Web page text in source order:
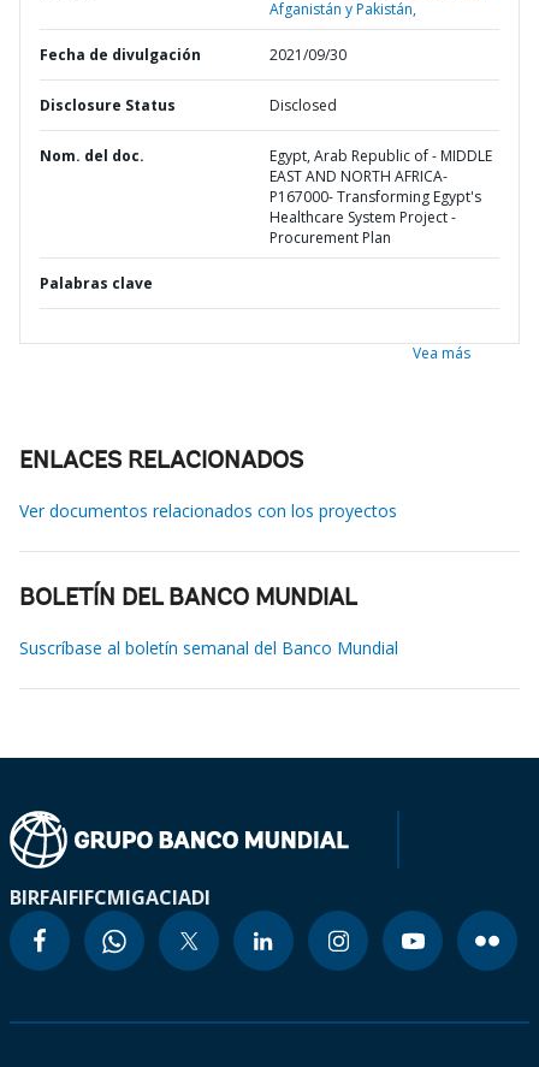
Afganistán y Pakistán,
Fecha de divulgación 2021/09/30
Disclosure Status Disclosed
Nom. del doc.
Egypt, Arab Republic of - MIDDLE
EAST AND NORTH AFRICA-
P167000- Transforming Egypt's
Healthcare System Project -
Procurement Plan
Palabras clave
Vea más
ENLACES RELACIONADOS
Ver documentos relacionados con los proyectos
BOLETÍN DEL BANCO MUNDIAL
Suscríbase al boletín semanal del Banco Mundial
BIRFAIFIFCMIGACIADI